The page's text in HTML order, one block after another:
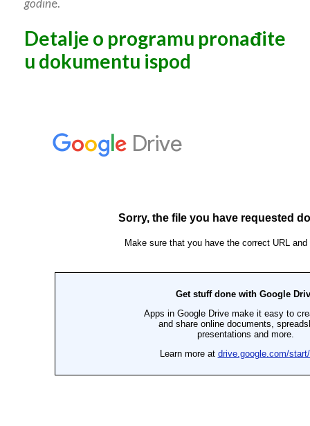
godine.
Detalje o programu pronađite
u dokumentu ispod